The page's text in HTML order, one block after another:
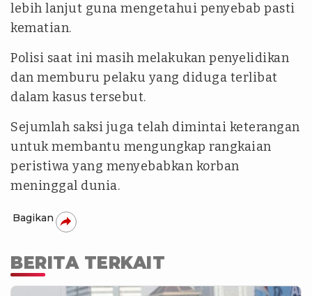
lebih lanjut guna mengetahui penyebab pasti
kematian.
Polisi saat ini masih melakukan penyelidikan
dan memburu pelaku yang diduga terlibat
dalam kasus tersebut.
Sejumlah saksi juga telah dimintai keterangan
untuk membantu mengungkap rangkaian
peristiwa yang menyebabkan korban
meninggal dunia.
Bagikan
BERITA TERKAIT